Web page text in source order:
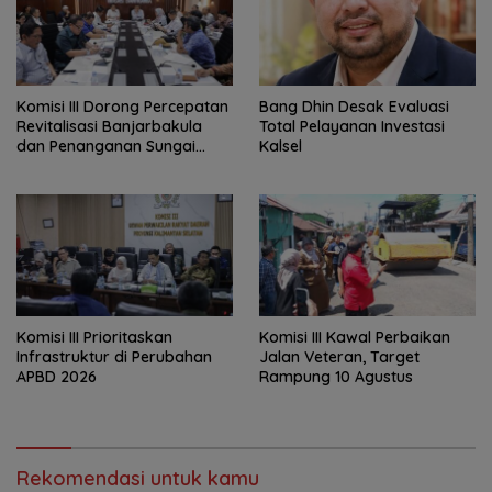
‎Komisi III Dorong Percepatan
Revitalisasi Banjarbakula
dan Penanganan Sungai
‎Bang Dhin Desak Evaluasi
Total Pelayanan Investasi
Kalsel
‎Komisi III Prioritaskan
Infrastruktur di Perubahan
APBD 2026
Komisi III Kawal Perbaikan
Jalan Veteran, Target
Rampung 10 Agustus
Rekomendasi untuk kamu